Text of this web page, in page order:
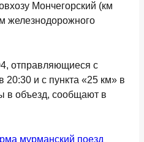
Мончегорский (км
железнодорожного
отправляющиеся с
20:30 и с пункта «25 км» в
в объезд, сообщают в
мурманский поезд